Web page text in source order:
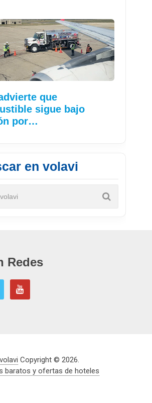
que
sigue bajo
por…
en volavi
Redes
volavi Copyright © 2026.
baratos y ofertas de hoteles